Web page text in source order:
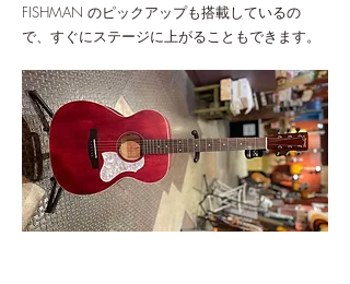
FISHMAN のピックアップも搭載しているの
で、すぐにステージに上がることもできます。